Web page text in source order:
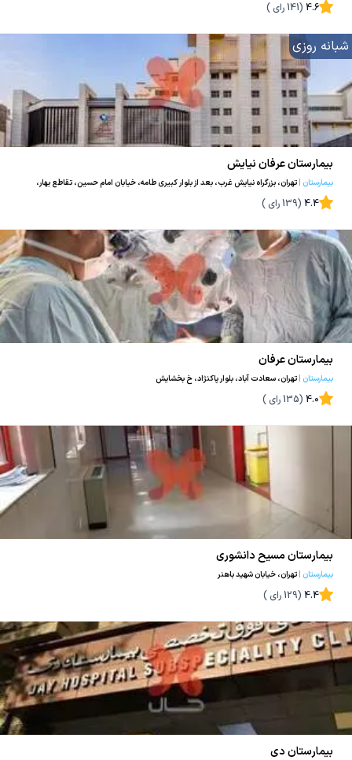
4.6
(
141رای )
شبانه روزی
بیمارستان عرفان نیایش
بیمارستان |تهران، بزرگراه نیایش غرب، بعد از بلوار کبیری طامه، خیابان امام حسین، تقاطع بهار،
شماره ۱۷، بیمارستان عرفان نیایش4.4
(
139رای )
بیمارستان عرفان
بیمارستان |تهران، سعادت آباد، بلوار پاکنژاد، خ بخشایش
4.0
(
135رای )
بیمارستان مسیح دانشوری
بیمارستان |تهران، خیابان شهید باهنر
4.4
(
129رای )
بیمارستان دی